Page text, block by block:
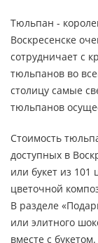
Тюльпан -
Воскресенске
сотрудничает с
тюльпанов во
столицу самые
тюльпанов
Стоимость
доступных в
или букет из 101
цветочной
В разделе
или элитного
вместе с букетом.